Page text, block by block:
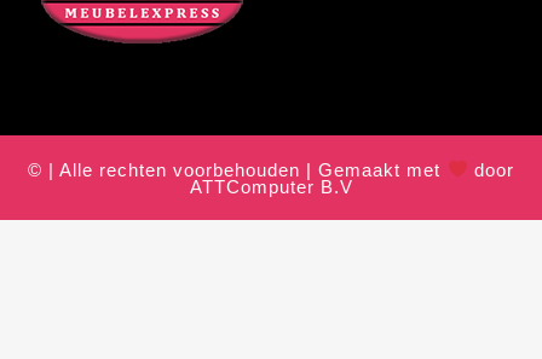
© | Alle rechten voorbehouden | Gemaakt met
door
ATTComputer B.V